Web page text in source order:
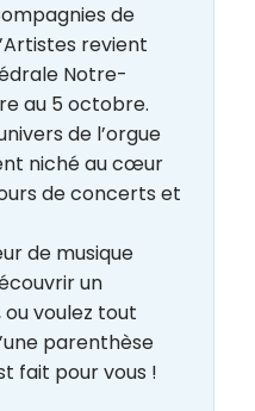
de
revient
Notre-
au 5 octobre.
de l’orgue
niché au cœur
de concerts et
de musique
un
voulez tout
parenthèse
fait pour vous !